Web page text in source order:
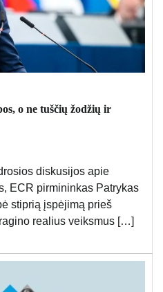
o ne tuščių žodžių ir
diskusijos apie
ECR pirmininkas Patrykas
stiprią įspėjimą prieš
realius veiksmus […]